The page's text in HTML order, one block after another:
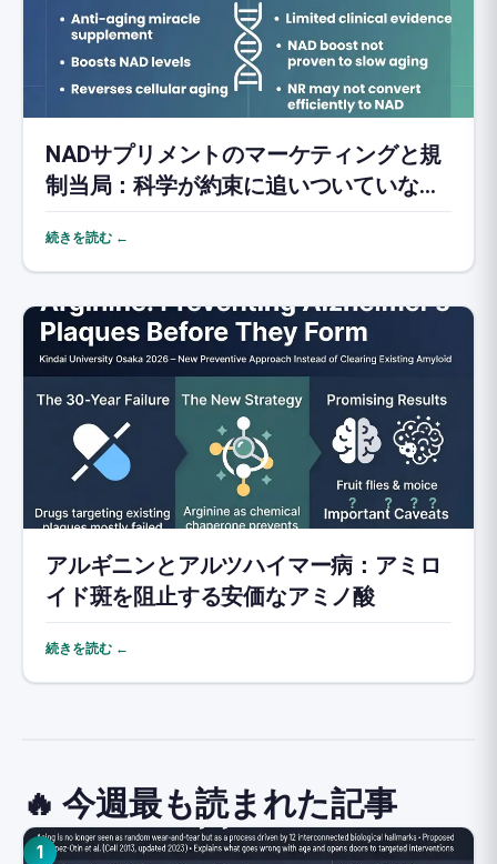
NADサプリメントのマーケティングと規
制当局：科学が約束に追いついていない
現実
続きを読む ←
アルギニンとアルツハイマー病：アミロ
イド斑を阻止する安価なアミノ酸
続きを読む ←
🔥 今週最も読まれた記事
1